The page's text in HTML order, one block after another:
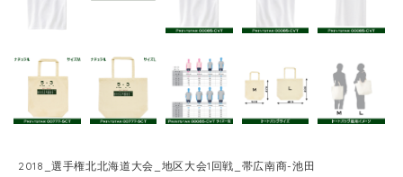
2018_選手権北北海道大会_地区大会1回戦_帯広南商-池田